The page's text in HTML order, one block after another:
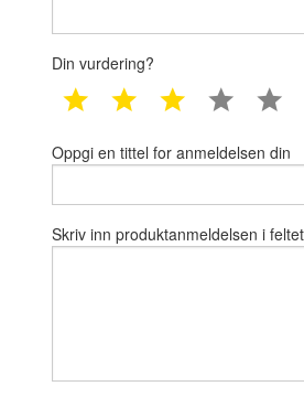
Din vurdering?
1 star 2 star 3 star 4 star
Oppgi en tittel for anmeldelsen din
Skriv inn produktanmeldelsen i